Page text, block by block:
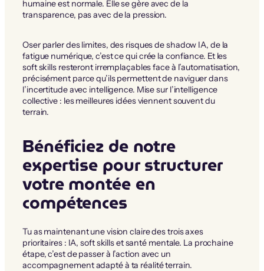
humaine est normale. Elle se gère avec de la
transparence, pas avec de la pression.
Oser parler des limites, des risques de shadow IA, de la
fatigue numérique, c’est ce qui crée la confiance. Et les
soft skills resteront irremplaçables face à l’automatisation,
précisément parce qu’ils permettent de naviguer dans
l’incertitude avec intelligence. Mise sur l’intelligence
collective : les meilleures idées viennent souvent du
terrain.
Bénéficiez de notre
expertise pour structurer
votre montée en
compétences
Tu as maintenant une vision claire des trois axes
prioritaires : IA, soft skills et santé mentale. La prochaine
étape, c’est de passer à l’action avec un
accompagnement adapté à ta réalité terrain.